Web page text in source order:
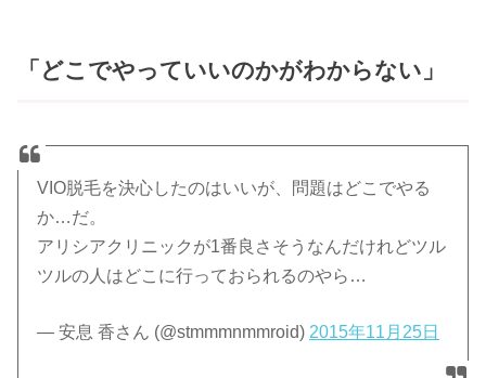
「どこでやっていいのかがわからない」
VIO脱毛を決心したのはいいが、問題はどこでやる
か…だ。
アリシアクリニックが1番良さそうなんだけれどツル
ツルの人はどこに行っておられるのやら…
— 安息 香さん (@stmmmnmmroid) 2015年11月25日